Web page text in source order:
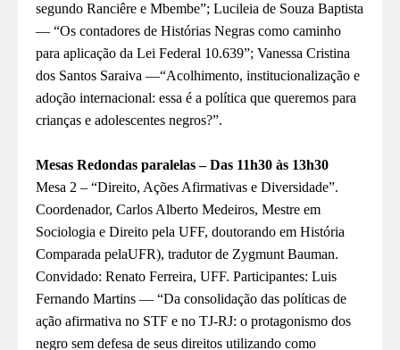
segundo Ranciêre e Mbembe”; Lucileia de Souza Baptista
— “Os contadores de Histórias Negras como caminho
para aplicação da Lei Federal 10.639”; Vanessa Cristina
dos Santos Saraiva —“Acolhimento, institucionalização e
adoção internacional: essa é a política que queremos para
crianças e adolescentes negros?”.
Mesas Redondas paralelas – Das 11h30 às 13h30
Mesa 2 – “Direito, Ações Afirmativas e Diversidade”.
Coordenador, Carlos Alberto Medeiros, Mestre em
Sociologia e Direito pela UFF, doutorando em História
Comparada pelaUFR), tradutor de Zygmunt Bauman.
Convidado: Renato Ferreira, UFF. Participantes: Luis
Fernando Martins — “Da consolidação das políticas de
ação afirmativa no STF e no TJ-RJ: o protagonismo dos
negro sem defesa de seus direitos utilizando como